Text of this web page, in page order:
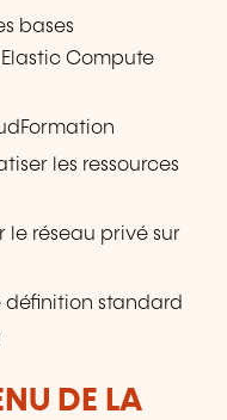
bases
Compute
les ressources
le réseau privé sur
définition standard
DE LA